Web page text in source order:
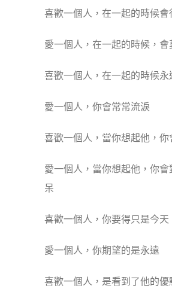
喜歡一個人，在一起的時候會
愛一個人，在一起的時候，
喜歡一個人，在一起的時候永
愛一個人，你會常常流淚
喜歡一個人，當你想起他，你
愛一個人，當你想起他，你會
呆
喜歡一個人，你要得只是今天
愛一個人，你期望的是永遠
喜歡一個人，是看到了他的優